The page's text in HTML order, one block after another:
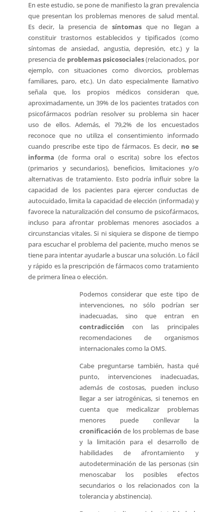
En este estudio, se pone de manifiesto la gran prevalencia
que presentan los problemas menores de salud mental.
Es decir, la presencia desíntomas que no llegan a
constituir trastornos establecidos y tipificados (como
síntomas de ansiedad, angustia, depresión, etc.) y la
presencia de problemas psicosociales(relacionados, por
ejemplo, con situaciones como divorcios, problemas
familiares, paro, etc.). Un dato especialmente llamativo
señala que, los propios médicos consideran que,
aproximadamente, un 39% de los pacientes tratados con
psicofármacos podrían resolver su problema sin hacer
uso de ellos. Además, el 79,2% de los encuestados
reconoce que no utiliza el consentimiento informado
cuando prescribe este tipo de fármacos. Es decir, no se
informa(de forma oral o escrita) sobre los efectos
(primarios y secundarios), beneficios, limitaciones y/o
alternativas de tratamiento. Esto podría influir sobre la
capacidad de los pacientes para ejercer conductas de
autocuidado, limita la capacidad de elección (informada) y
favorece la naturalización del consumo de psicofármacos,
incluso para afrontar problemas menores asociados a
circunstancias vitales. Si ni siquiera se dispone de tiempo
para escuchar el problema del paciente, mucho menos se
tiene para intentar ayudarle a buscar una solución. Lo fácil
y rápido es la prescripción de fármacos como tratamiento
de primera línea o elección.
Podemos considerar que este tipo de
intervenciones, no sólo podrían ser
inadecuadas, sino que entran en
contradiccióncon las principales
recomendaciones de organismos
internacionales como la OMS.
Cabe preguntarse también, hasta qué
punto, intervenciones inadecuadas,
además de costosas, pueden incluso
llegar a ser iatrogénicas, si tenemos en
cuenta que medicalizar problemas
menores puede conllevar la
cronificaciónde los problemas de base
y la limitación para el desarrollo de
habilidades de afrontamiento y
autodeterminación de las personas (sin
menoscabar los posibles efectos
secundarios o los relacionados con la
tolerancia y abstinencia).